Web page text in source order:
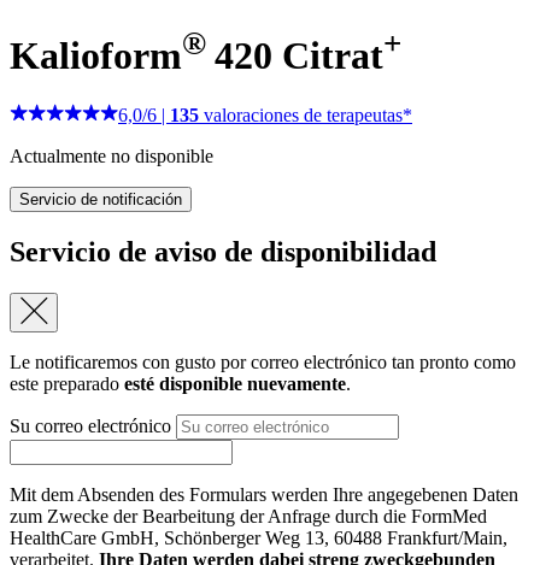
Kalioform® 420 Citrat+
6,0/6 | 135 valoraciones de terapeutas*
Actualmente no disponible
Servicio de notificación
Servicio de aviso de disponibilidad
Le notificaremos con gusto por correo electrónico tan pronto como
este preparado esté disponible nuevamente.
Su correo electrónico
Mit dem Absenden des Formulars werden Ihre angegebenen Daten
zum Zwecke der Bearbeitung der Anfrage durch die FormMed
HealthCare GmbH, Schönberger Weg 13, 60488 Frankfurt/Main,
verarbeitet. Ihre Daten werden dabei streng zweckgebunden